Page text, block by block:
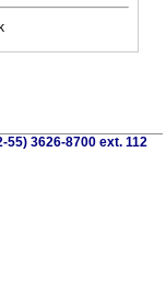
3626-8700 ext. 112